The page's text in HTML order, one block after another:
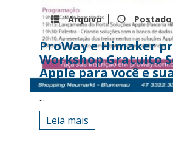
Arquivo Postado
ProWay e Himaker
Workshop Gratuito
Apple para você e
...
Leia mais